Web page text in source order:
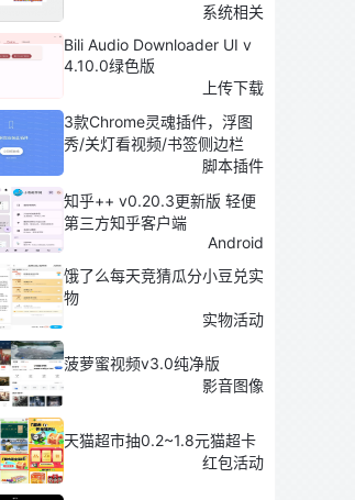
系统相关
Bili Audio Downloader UI v
4.10.0绿色版
上传下载
3款Chrome灵魂插件，浮图
秀/关灯看视频/书签侧边栏
脚本插件
知乎++ v0.20.3更新版 轻便
第三方知乎客户端
Android
饿了么每天竞猜瓜分小豆兑实
物
实物活动
菠萝蜜视频v3.0纯净版
影音图像
天猫超市抽0.2~1.8元猫超卡
红包活动